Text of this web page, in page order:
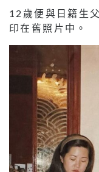
12歲便與日籍生
印在舊照片中。